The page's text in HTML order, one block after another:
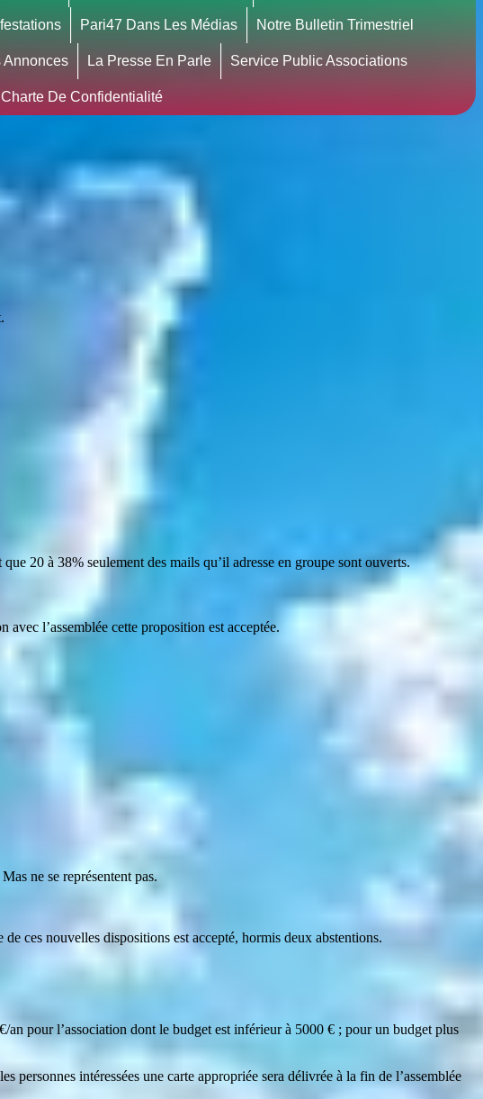
Pari47 Dans Les Médias Notre Bulletin Trimestriel
Annonces La Presse En Parle Service Public Associations
Charte De Confidentialité
20 à 38% seulement des mails qu’il adresse en groupe sont ouverts.
l’assemblée cette proposition est acceptée.
ne se représentent pas.
ces nouvelles dispositions est accepté, hormis deux abstentions.
pour l’association dont le budget est inférieur à 5000 € ; pour un budget plus
intéressées une carte appropriée sera délivrée à la fin de l’assemblée